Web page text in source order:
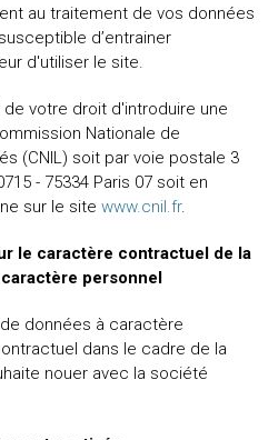
au traitement de vos données
d’entrainer
d'utiliser le site.
votre droit d'introduire une
Nationale de
(CNIL) soit par voie postale 3
- 75334 Paris 07 soit en
sur le site www.cnil.fr.
le caractère contractuel de la
personnel
données à caractère
dans le cadre de la
nouer avec la société